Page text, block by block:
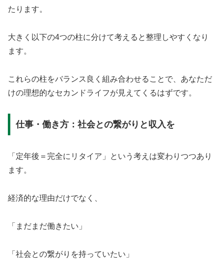
たります。
大きく以下の4つの柱に分けて考えると整理しやすくなり
ます。
これらの柱をバランス良く組み合わせることで、あなただ
けの理想的なセカンドライフが見えてくるはずです。
仕事・働き方：社会との繋がりと収入を
「定年後＝完全にリタイア」という考えは変わりつつあり
ます。
経済的な理由だけでなく、
「まだまだ働きたい」
「社会との繋がりを持っていたい」